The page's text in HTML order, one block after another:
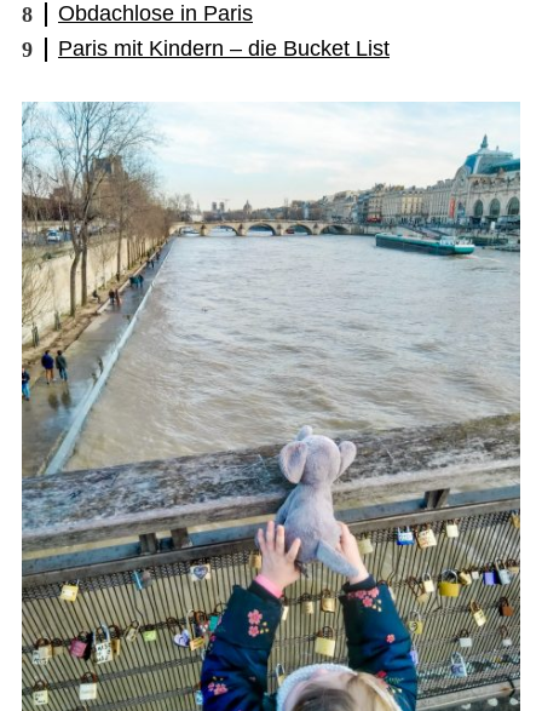
Obdachlose in Paris
Paris mit Kindern – die Bucket List